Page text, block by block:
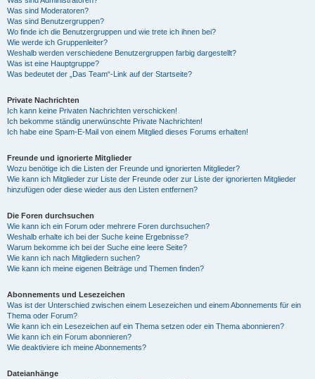
Was sind Moderatoren?
Was sind Benutzergruppen?
Wo finde ich die Benutzergruppen und wie trete ich ihnen bei?
Wie werde ich Gruppenleiter?
Weshalb werden verschiedene Benutzergruppen farbig dargestellt?
Was ist eine Hauptgruppe?
Was bedeutet der „Das Team“-Link auf der Startseite?
Private Nachrichten
Ich kann keine Privaten Nachrichten verschicken!
Ich bekomme ständig unerwünschte Private Nachrichten!
Ich habe eine Spam-E-Mail von einem Mitglied dieses Forums erhalten!
Freunde und ignorierte Mitglieder
Wozu benötige ich die Listen der Freunde und ignorierten Mitglieder?
Wie kann ich Mitglieder zur Liste der Freunde oder zur Liste der ignorierten Mitglieder
hinzufügen oder diese wieder aus den Listen entfernen?
Die Foren durchsuchen
Wie kann ich ein Forum oder mehrere Foren durchsuchen?
Weshalb erhalte ich bei der Suche keine Ergebnisse?
Warum bekomme ich bei der Suche eine leere Seite?
Wie kann ich nach Mitgliedern suchen?
Wie kann ich meine eigenen Beiträge und Themen finden?
Abonnements und Lesezeichen
Was ist der Unterschied zwischen einem Lesezeichen und einem Abonnements für ein
Thema oder Forum?
Wie kann ich ein Lesezeichen auf ein Thema setzen oder ein Thema abonnieren?
Wie kann ich ein Forum abonnieren?
Wie deaktiviere ich meine Abonnements?
Dateianhänge